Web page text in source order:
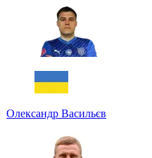
Олександр Васильєв